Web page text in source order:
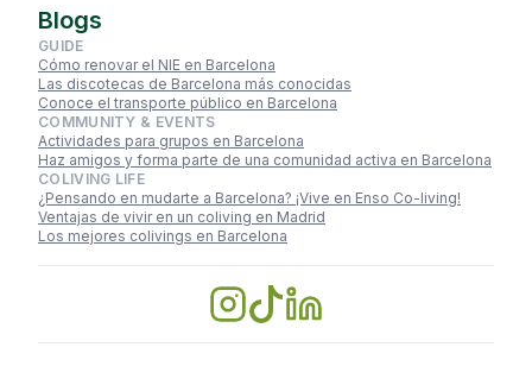
Blogs
GUIDE
Cómo renovar el NIE en Barcelona
Las discotecas de Barcelona más conocidas
Conoce el transporte público en Barcelona
COMMUNITY & EVENTS
Actividades para grupos en Barcelona
Haz amigos y forma parte de una comunidad activa en Barcelona
COLIVING LIFE
¿Pensando en mudarte a Barcelona? ¡Vive en Enso Co-living!
Ventajas de vivir en un coliving en Madrid
Los mejores colivings en Barcelona